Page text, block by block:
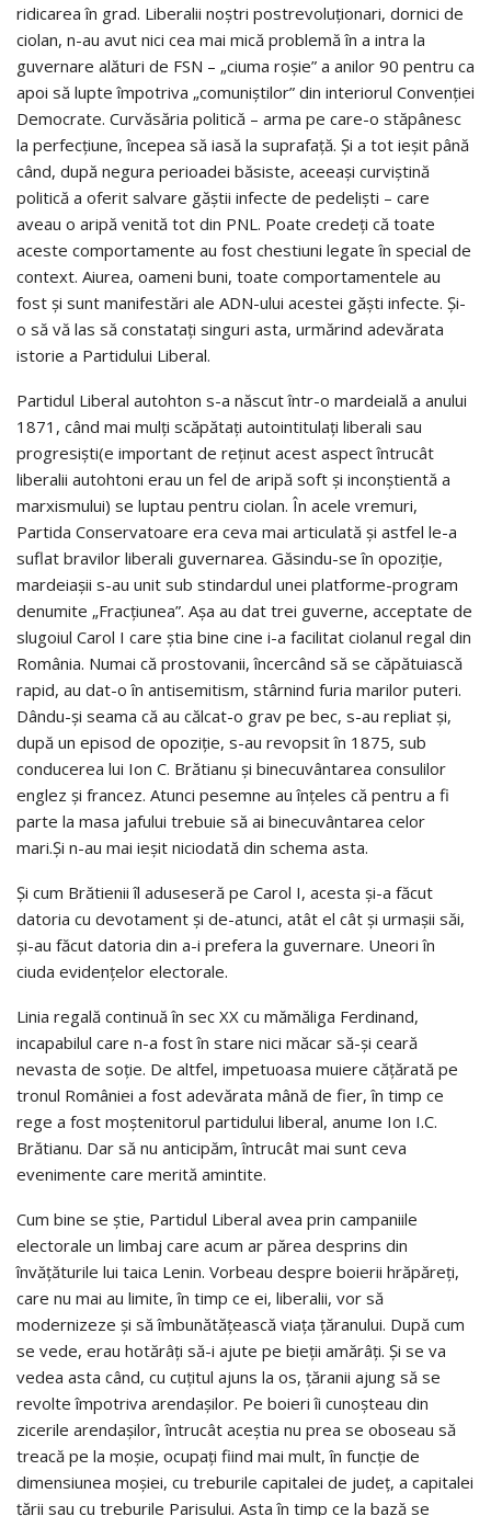
ridicarea în grad. Liberalii noștri postrevoluționari, dornici de
ciolan, n-au avut nici cea mai mică problemă în a intra la
guvernare alături de FSN – „ciuma roșie” a anilor 90 pentru ca
apoi să lupte împotriva „comuniștilor” din interiorul Convenției
Democrate. Curvăsăria politică – arma pe care-o stăpânesc
la perfecțiune, începea să iasă la suprafață. Și a tot ieșit până
când, după negura perioadei băsiste, aceeași curviștină
politică a oferit salvare găștii infecte de pedeliști – care
aveau o aripă venită tot din PNL. Poate credeți că toate
aceste comportamente au fost chestiuni legate în special de
context. Aiurea, oameni buni, toate comportamentele au
fost și sunt manifestări ale ADN-ului acestei găști infecte. Și-
o să vă las să constatați singuri asta, urmărind adevărata
istorie a Partidului Liberal.
Partidul Liberal autohton s-a născut într-o mardeială a anului
1871, când mai mulți scăpătați autointitulați liberali sau
progresiști(e important de reținut acest aspect întrucât
liberalii autohtoni erau un fel de aripă soft și inconștientă a
marxismului) se luptau pentru ciolan. În acele vremuri,
Partida Conservatoare era ceva mai articulată și astfel le-a
suflat bravilor liberali guvernarea. Găsindu-se în opoziție,
mardeiașii s-au unit sub stindardul unei platforme-program
denumite „Fracțiunea”. Așa au dat trei guverne, acceptate de
slugoiul Carol I care știa bine cine i-a facilitat ciolanul regal din
România. Numai că prostovanii, încercând să se căpătuiască
rapid, au dat-o în antisemitism, stârnind furia marilor puteri.
Dându-și seama că au călcat-o grav pe bec, s-au repliat și,
după un episod de opoziție, s-au revopsit în 1875, sub
conducerea lui Ion C. Brătianu și binecuvântarea consulilor
englez și francez. Atunci pesemne au înțeles că pentru a fi
parte la masa jafului trebuie să ai binecuvântarea celor
mari.Și n-au mai ieșit niciodată din schema asta.
Și cum Brătienii îl aduseseră pe Carol I, acesta și-a făcut
datoria cu devotament și de-atunci, atât el cât și urmașii săi,
și-au făcut datoria din a-i prefera la guvernare. Uneori în
ciuda evidențelor electorale.
Linia regală continuă în sec XX cu mămăliga Ferdinand,
incapabilul care n-a fost în stare nici măcar să-și ceară
nevasta de soție. De altfel, impetuoasa muiere cățărată pe
tronul României a fost adevărata mână de fier, în timp ce
rege a fost moștenitorul partidului liberal, anume Ion I.C.
Brătianu. Dar să nu anticipăm, întrucât mai sunt ceva
evenimente care merită amintite.
Cum bine se știe, Partidul Liberal avea prin campaniile
electorale un limbaj care acum ar părea desprins din
învățăturile lui taica Lenin. Vorbeau despre boierii hrăpăreți,
care nu mai au limite, în timp ce ei, liberalii, vor să
modernizeze și să îmbunătățească viața țăranului. După cum
se vede, erau hotărâți să-i ajute pe bieții amărâți. Și se va
vedea asta când, cu cuțitul ajuns la os, țăranii ajung să se
revolte împotriva arendașilor. Pe boieri îi cunoșteau din
zicerile arendașilor, întrucât aceștia nu prea se oboseau să
treacă pe la moșie, ocupați fiind mai mult, în funcție de
dimensiunea moșiei, cu treburile capitalei de județ, a capitalei
țării sau cu treburile Parisului. Asta în timp ce la bază se